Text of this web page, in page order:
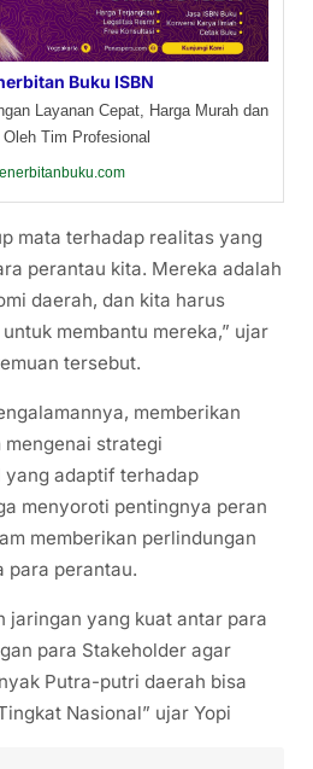
Buku ISBN
Layanan Cepat, Harga Murah dan
Oleh Tim Profesional
mata terhadap realitas yang
perantau kita. Mereka adalah
daerah, dan kita harus
membantu mereka,” ujar
tersebut.
memberikan
strategi
yang adaptif terhadap
menyoroti pentingnya peran
memberikan perlindungan
para perantau.
jaringan yang kuat antar para
para Stakeholder agar
Putra-putri daerah bisa
Nasional” ujar Yopi